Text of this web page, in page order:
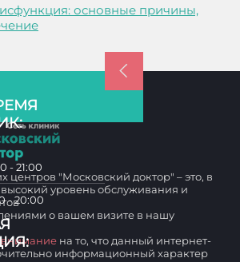
основные причины,
- 21:00
- 20:00
центров "Московский доктор" – это, в
уровень обслуживания и
о вашем визите в нашу
внимание на то, что данный интернет-
информационный характер